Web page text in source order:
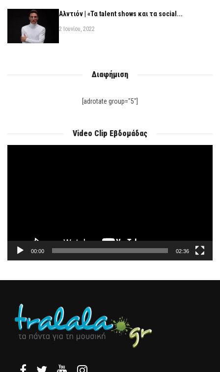
Αλντιόν | «Τα talent shows και τα social...
2 Ιουνίου, 2022
Διαφήμιση
[adrotate group="5"]
Video Clip Εβδομάδας
00:00 02:36